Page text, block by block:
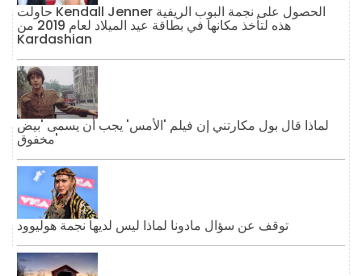
حاولت Kendall Jenner الحصول على نجمة البوب ​​الريفية
هذه لتأخذ مكانها في بطاقة عيد الميلاد لعام 2019 من
Kardashian
لماذا قال بول مكارتني إن فيلم 'الأمس' يجب أن يسمى 'بيض
مخفوق'
توقف عن سؤال مادونا لماذا ليس لديها نجمة هوليوود